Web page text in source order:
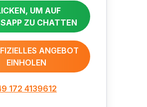
UM AUF
ZU CHATTEN
ANGEBOT
EINHOLEN
172 4139612